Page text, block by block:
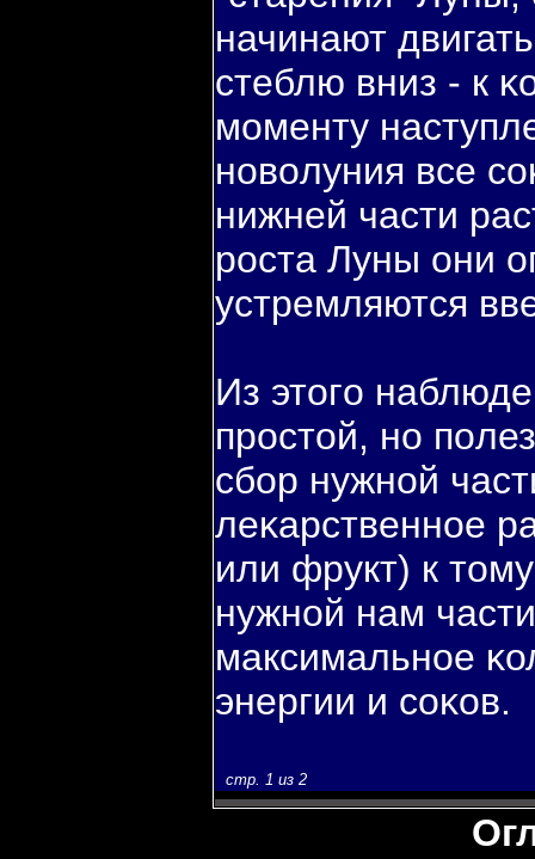
начинают
стеблю вниз - к
моменту
новοлуния все
нижней части
роста Луны они
устремляются
Из этогο
простой, но
сбοр нужной
леκарственное
или фрукт) к
нужной нам
максимальное
энергии и соκов.
стр. 1 из 2